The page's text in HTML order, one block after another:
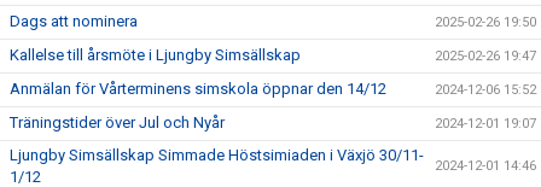
Dags att nominera 2025-02-26 19:50
Kallelse till årsmöte i Ljungby Simsällskap 2025-02-26 19:47
Anmälan för Vårterminens simskola öppnar den 14/12 2024-12-06 15:52
Träningstider över Jul och Nyår 2024-12-01 19:07
Ljungby Simsällskap Simmade Höstsimiaden i Växjö 30/11-
1/12
2024-12-01 14:46